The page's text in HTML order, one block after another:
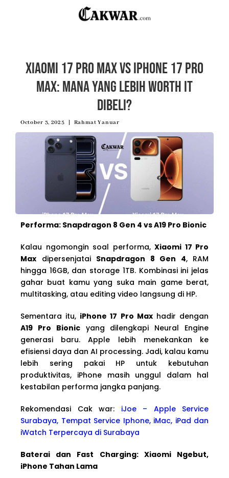
Xiaomi 17 Pro Max vs iPhone 17 Pro
Max: Mana yang Lebih Worth It
Dibeli?
October 3, 2025 Rahmat Yanuar
Performa: Snapdragon 8 Gen 4 vs A19 Pro Bionic
Kalau ngomongin soal performa, Xiaomi 17 Pro
Max dipersenjatai Snapdragon 8 Gen 4, RAM
hingga 16GB, dan storage 1TB. Kombinasi ini jelas
gahar buat kamu yang suka main game berat,
multitasking, atau editing video langsung di HP.
Sementara itu, iPhone 17 Pro Maxhadir dengan
A19 Pro Bionicyang dilengkapi Neural Engine
generasi baru. Apple lebih menekankan ke
efisiensi daya dan AI processing. Jadi, kalau kamu
lebih sering pakai HP untuk kebutuhan
produktivitas, iPhone masih unggul dalam hal
kestabilan performa jangka panjang.
Rekomendasi Cak war: iJoe – Apple Service
Surabaya, Tempat Service Iphone, iMac, iPad dan
iWatch Terpercaya di Surabaya
Baterai dan Fast Charging: Xiaomi Ngebut,
iPhone Tahan Lama